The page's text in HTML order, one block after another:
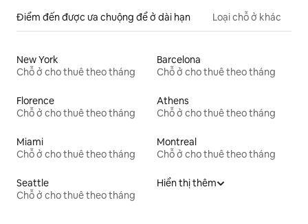
Điểm đến được ưa chuộng để ở dài hạn Loại chỗ ở khác
New York
Chỗ ở cho thuê theo tháng
Barcelona
Chỗ ở cho thuê theo tháng
Florence
Chỗ ở cho thuê theo tháng
Athens
Chỗ ở cho thuê theo tháng
Miami
Chỗ ở cho thuê theo tháng
Montreal
Chỗ ở cho thuê theo tháng
Seattle
Chỗ ở cho thuê theo tháng
Hiển thị thêm